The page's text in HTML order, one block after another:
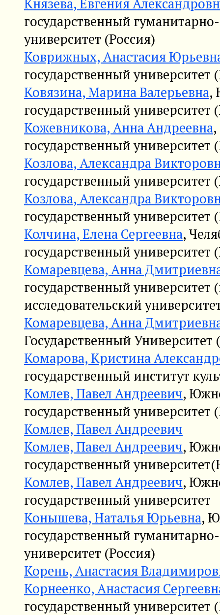
государственный
университет (Россия)
Коврижных, Анастасия
государственный университет
Ковязина, Марина Валерьевна,
государственный университет
Кожевникова, Анна Андреевна
государственный университет
Козлова, Александра
государственный университет
Козлова, Александра
государственный
Колчина, Елена Сергеевна,
государственный университет
Комаревцева, Анна
государственный университет
исследовательский
Комаревцева, Анна
Государственный Университет
Комарова, Кристина
государственный институт
Комлев, Павел Андреевич,
государственный университет
Комлев, Павел Андреевич
Комлев, Павел Андреевич,
государственный
Комлев, Павел Андреевич,
государственный университет
Конышева, Наталья Юрьевна,
государственный
университет (Россия)
Корень, Анастасия
Корнеенко, Анастасия
государственный университет